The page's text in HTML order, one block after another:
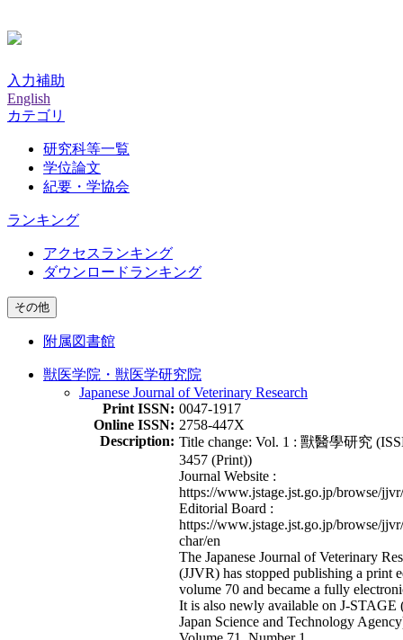
入力補助
English
カテゴリ
研究科等一覧
学位論文
紀要・学協会
ランキング
アクセスランキング
ダウンロードランキング
その他
附属図書館
獣医学院・獣医学研究院
Japanese Journal of Veterinary Research
Print ISSN: 0047-1917
Online ISSN: 2758-447X
Description: Title change: Vol. 1 : 獸醫學研究
3457 (Print))
Journal Website :
https://www.jstage.jst.go.jp/browse/
Editorial Board :
https://www.jstage.jst.go.jp/browse/
char/en
The Japanese Journal of Veterinary
(JJVR) has stopped publishing a print
volume 70 and became a fully
It is also newly available on J-STAGE
Japan Science and Technology